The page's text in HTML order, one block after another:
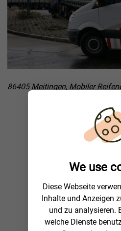
86405 Meitingen, Mobiler
We use
Diese Webseite
Inhalte und Anzeigen
und zu analysieren.
welche Dienste